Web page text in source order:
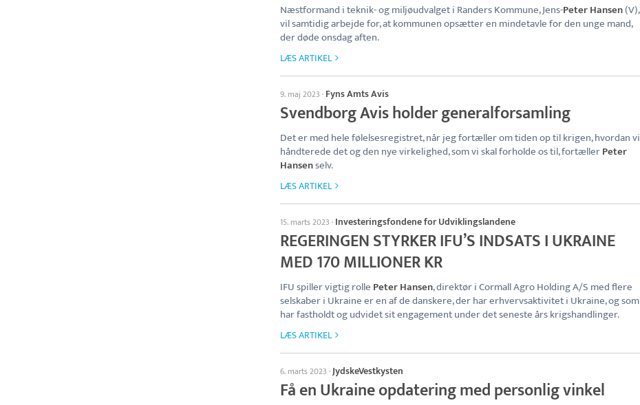
Næstformand i teknik- og miljøudvalget i Randers Kommune, Jens-Peter Hansen(V),
vil samtidig arbejde for, at kommunen opsætter en mindetavle for den unge mand,
der døde onsdag aften.
LÆS ARTIKEL
9. maj 2023 · Fyns Amts Avis
Svendborg Avis holder generalforsamling
Det er med hele følelsesregistret, når jeg fortæller om tiden op til krigen, hvordan vi
håndterede det og den nye virkelighed, som vi skal forholde os til, fortællerPeter
Hansenselv.
LÆS ARTIKEL
15. marts 2023 · Investeringsfondene for Udviklingslandene
REGERINGEN STYRKER IFU’S INDSATS I UKRAINE
MED 170 MILLIONER KR
IFU spiller vigtig rolle Peter Hansen, direktør i Cormall Agro Holding A/S med flere
selskaber i Ukraine er en af de danskere, der har erhvervsaktivitet i Ukraine, og som
har fastholdt og udvidet sit engagement under det seneste års krigshandlinger.
LÆS ARTIKEL
6. marts 2023 ·JydskeVestkysten
Få en Ukraine opdatering med personlig vinkel